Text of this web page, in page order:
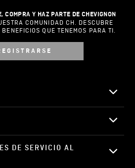
COMENTARIO
COMPRA Y HAZ PARTE DE CHEVIGNON
COMUNIDAD CH. DESCUBRE
BENEFICIOS QUE TENEMOS PARA TI.
DE SERVICIO AL